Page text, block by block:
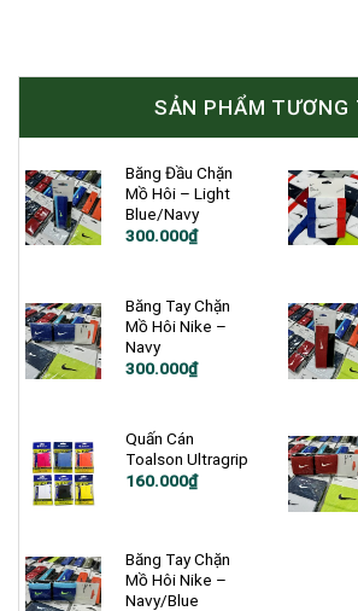
SẢN PHẨM TƯƠNG
Băng Đầu Chặn
Mồ Hôi – Light
Blue/Navy
300.000₫
Băng Tay Chặn
Mồ Hôi Nike –
Navy
300.000₫
Quấn Cán
Toalson Ultragrip
160.000₫
Băng Tay Chặn
Mồ Hôi Nike –
Navy/Blue